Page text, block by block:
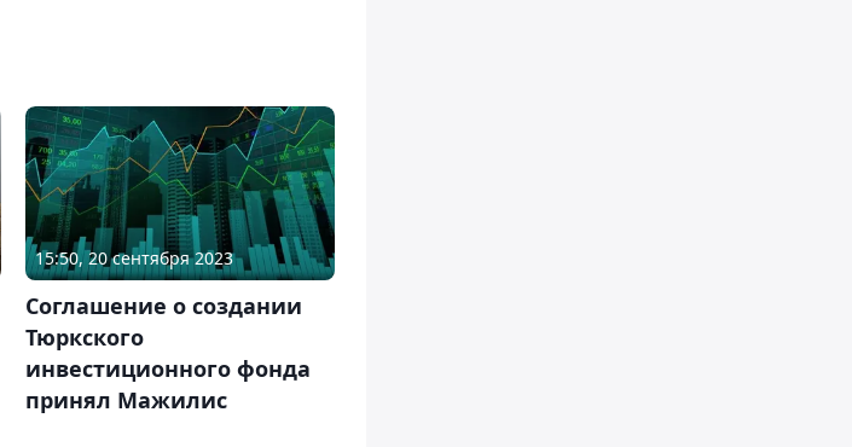
15:50, 20 сентября 2023
Соглашение о создании
Тюркского
инвестиционного фонда
принял Мажилис